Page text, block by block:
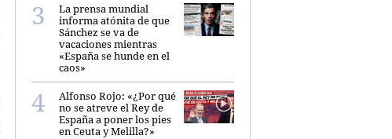
La prensa mundial
informa atónita de que
Sánchez se va de
vacaciones mientras
«España se hunde en el
caos»
Alfonso Rojo: «¿Por qué
no se atreve el Rey de
España a poner los pies
en Ceuta y Melilla?»